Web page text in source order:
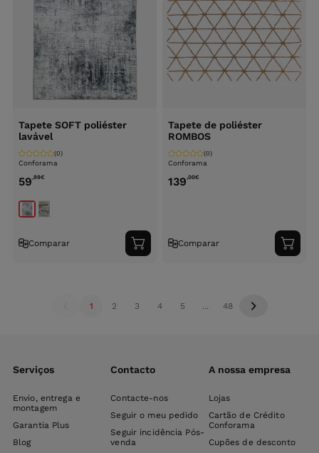
Tapete SOFT poliéster
lavável
Conforama
(0)
59,99€
Comparar
Adicionar
ao
Tapete de poliéster
ROMBOS
Conforama
(0)
139,00€
Comparar
ao
1 2 3 4 5 ... 48
Serviços
Envio, entrega e
montagem
Garantia Plus
Blog
Contacto
Contacte-nos
Seguir o meu pedido
Seguir incidência Pós-
venda
A nossa empresa
Lojas
Cartão de Crédito
Conforama
Cupões de desconto